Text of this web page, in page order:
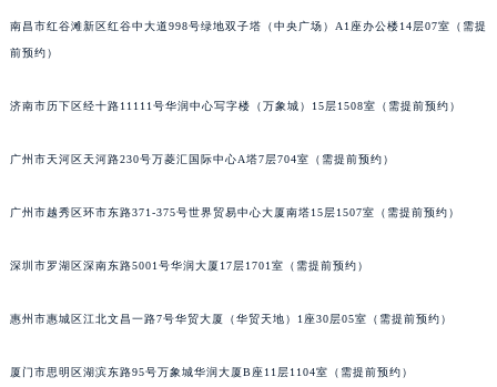
南昌市红谷滩新区红谷中大道998号绿地双子塔（中央广场）A1座办公楼14层07室（需提
前预约）
济南市历下区经十路11111号华润中心写字楼（万象城）15层1508室（需提前预约）
广州市天河区天河路230号万菱汇国际中心A塔7层704室（需提前预约）
广州市越秀区环市东路371-375号世界贸易中心大厦南塔15层1507室（需提前预约）
深圳市罗湖区深南东路5001号华润大厦17层1701室（需提前预约）
惠州市惠城区江北文昌一路7号华贸大厦（华贸天地）1座30层05室（需提前预约）
厦门市思明区湖滨东路95号万象城华润大厦B座11层1104室（需提前预约）